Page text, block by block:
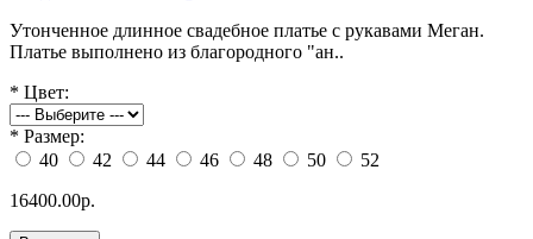
Утонченное длинное свадебное платье с рукавами Меган.
Платье выполнено из благородного "ан..
* Цвет:
* Размер:
40
42 44 46 48 50
52
16400.00р.